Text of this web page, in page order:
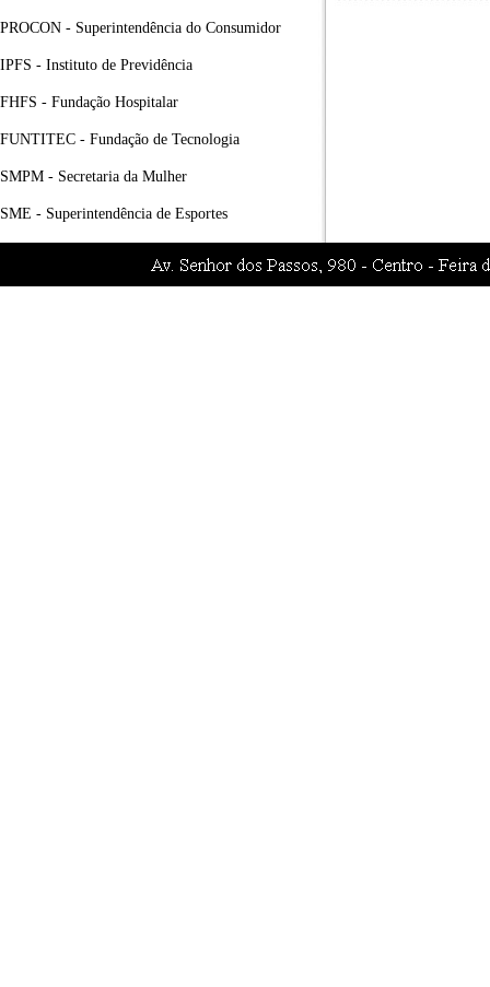
PROCON - Superintendência do Consumidor
IPFS - Instituto de Previdência
FHFS - Fundação Hospitalar
FUNTITEC - Fundação de Tecnologia
SMPM - Secretaria da Mulher
SME - Superintendência de Esportes